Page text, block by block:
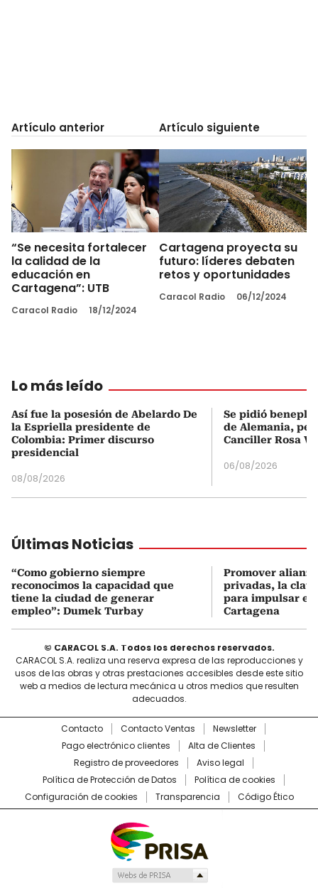
Artículo anterior
“Se necesita fortalecer
la calidad de la
educación en
Cartagena”: UTB
Caracol Radio 18/12/2024
Artículo siguiente
Cartagena proyecta su
futuro: líderes debaten
retos y oportunidades
Caracol Radio 06/12/2024
Lo más leído
Así fue la posesión de Abelardo De
la Espriella presidente de
Colombia: Primer discurso
presidencial
08/08/2026
Se pidió
de Alemania,
Canciller Rosa
06/08/2026
Últimas Noticias
“Como gobierno siempre
reconocimos la capacidad que
tiene la ciudad de generar
empleo”: Dumek Turbay
Promover
privadas, la
para impulsar el
Cartagena
© CARACOL S.A. Todos los derechos reservados.
CARACOL S.A. realiza una reserva expresa de las reproducciones y
usos de las obras y otras prestaciones accesibles desde este sitio
web a medios de lectura mecánica u otros medios que resulten
adecuados.
Contacto Contacto Ventas
Newsletter
Pago electrónico clientes
Alta de Clientes
Registro de proveedores
Aviso legal
Política de Protección de Datos
Política de cookies
Configuración de cookies
Transparencia Código Ético